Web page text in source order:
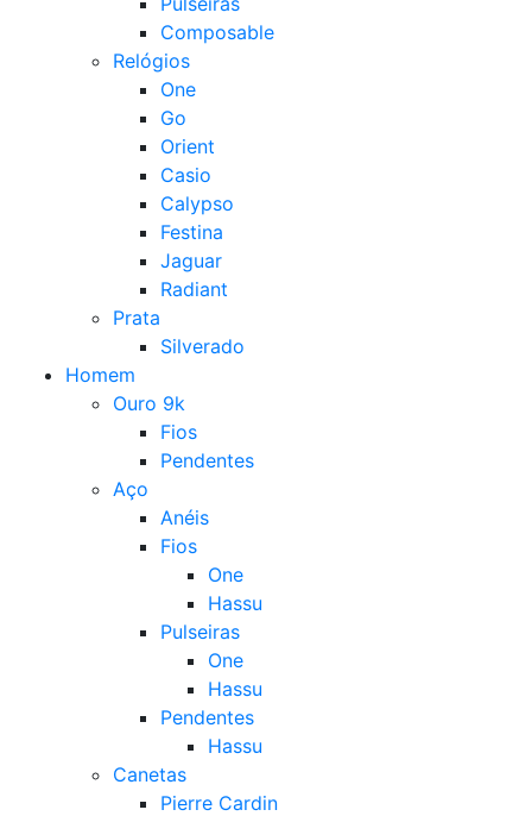
Composable
Relógios
One
Go
Orient
Casio
Calypso
Festina
Jaguar
Radiant
Prata
Silverado
Homem
Ouro 9k
Fios
Pendentes
Aço
Anéis
Fios
One
Hassu
Pulseiras
One
Hassu
Pendentes
Hassu
Canetas
Pierre Cardin